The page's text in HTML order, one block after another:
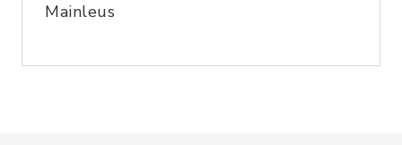
Mainleus